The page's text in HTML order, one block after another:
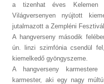
a tizenhat éves
Világversenyen nyújtott
jutalmazott a Zempléni Fesztivál.
A hangverseny második
ún. linzi szimfónia csendül
kiemelkedő gyöngyszeme.
A hangverseny
karmester, aki egy nagy